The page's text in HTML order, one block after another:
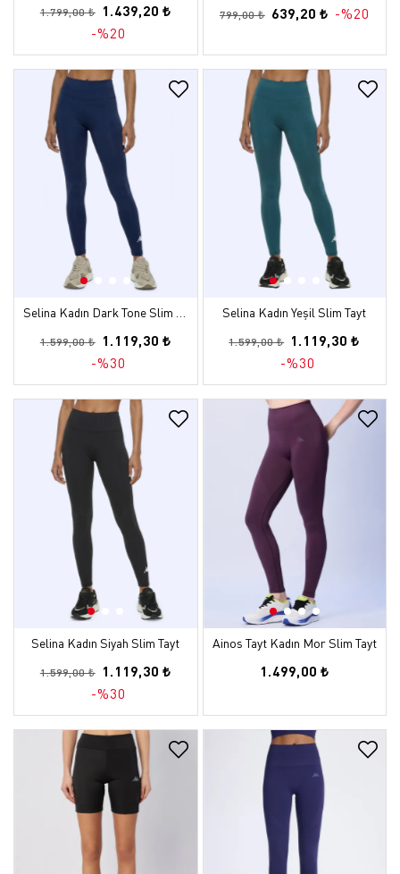
1.799,00 ₺
1.439,20 ₺
-%20
799,00 ₺ 639,20 ₺ -%20
1.599,00 ₺
1.119,30 ₺
-%30
Selina Kadın Yeşil Slim Tayt
1.599,00 ₺ 1.119,30 ₺
-%30
Selina Kadın Siyah Slim Tayt
1.599,00 ₺
1.119,30 ₺
-%30
Ainos Tayt Kadın Mor Slim Tayt
1.499,00 ₺